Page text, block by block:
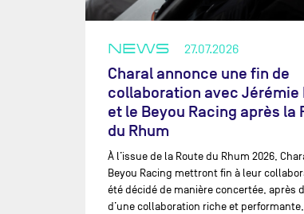
NEWS 27.07.2026
Charal annonce une fin de
collaboration avec Jérémie
et le Beyou Racing après la
du Rhum
À l’issue de la Route du Rhum 2026,
Beyou Racing mettront fin à leur
été décidé de manière concertée, après
d’une collaboration riche et performante,